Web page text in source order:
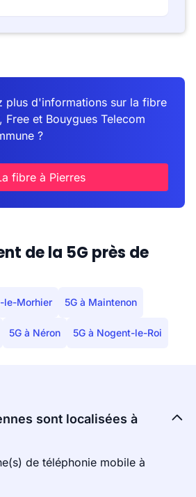
plus d'informations sur la fibre
Free et Bouygues Telecom
?
fibre à Pierres
de la 5G près de
le-Morhier 5G à Maintenon
5G à Néron 5G à Nogent-le-Roi
sont localisées à
de téléphonie mobile à